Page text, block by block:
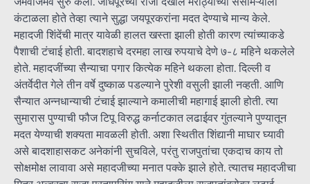
कंटाळला होते तेव्हा त्याने सुद्धा जयपूरकरांना मदत देण्याचे मान्य केले.
महादजी शिंदेंची मात्र यावेळी हालत खस्ता झाली होती कारण त्यांच्याकडे
पैशाची टंचाई होती. बादशहाचे दरमहा लाख रुपयाचे देणे ७-८ महिने थकलेले
होते. महादजींच्या सैन्याचा पगार कित्येक महिने थकला होता. दिल्ली व
अंतर्वेदीत गेले तीन वर्षे दुष्काळ पडल्याने पुरेशी वसुली झाली नव्हती. आणि
सैन्यात अन्नधान्याची टंचाई झाल्याने कमालीची महागाई झाली होती. त्या
सुमारास पुण्याची फौज टिपू विरुद्ध कर्नाटकात लढाईवर गुंतल्याने पुण्यातून
मदत येण्याची शक्यता मावळली होती. अशा स्थितीत शिंद्यानी माघार घ्यावी
असे बादशाहासकट अनेकांनी सुचविले, परंतु राजपुतांचा एकदाच काय तो
सोक्षमोक्ष लावावा असे महादजीच्या मनात पक्के झाले होते. त्यातच महादजीचा